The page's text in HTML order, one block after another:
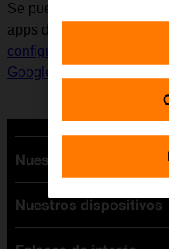
Se pueden añadir
apps de Google Play.
configurar el móvil para
Google en el móvil
Nuestras tarifas
Tarifas Orange
Tarifas fibra y móvil
Nuestros dispositivos